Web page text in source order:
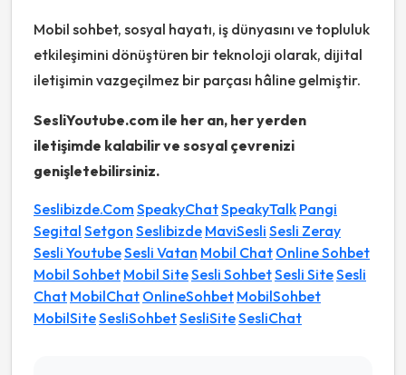
Mobil sohbet, sosyal hayatı, iş dünyasını ve topluluk
etkileşimini dönüştüren bir teknoloji olarak, dijital
iletişimin vazgeçilmez bir parçası hâline gelmiştir.
SesliYoutube.com ile her an, her yerden
iletişimde kalabilir ve sosyal çevrenizi
genişletebilirsiniz.
Seslibizde.Com SpeakyChatSpeakyTalk Pangi
Segital Setgon Seslibizde MaviSesli Sesli Zeray
Sesli YoutubeSesli Vatan Mobil Chat Online Sohbet
Mobil Sohbet Mobil SiteSesli SohbetSesli SiteSesli
Chat MobilChat OnlineSohbet MobilSohbet
MobilSiteSesliSohbetSesliSiteSesliChat